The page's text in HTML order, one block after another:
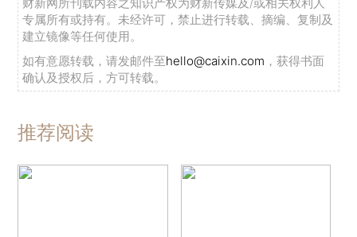
专属所有或持有。未经许可，禁止进行转载、摘编、复制及
建立镜像等任何使用。
如有意愿转载，请发邮件至hello@caixin.com ，获得书面
确认及授权后，方可转载。
推荐阅读